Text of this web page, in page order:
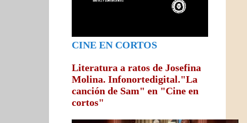
CINE EN CORTOS
Literatura a ratos de Josefina
Molina. Infonortedigital."La
canción de Sam" en "Cine en
cortos"